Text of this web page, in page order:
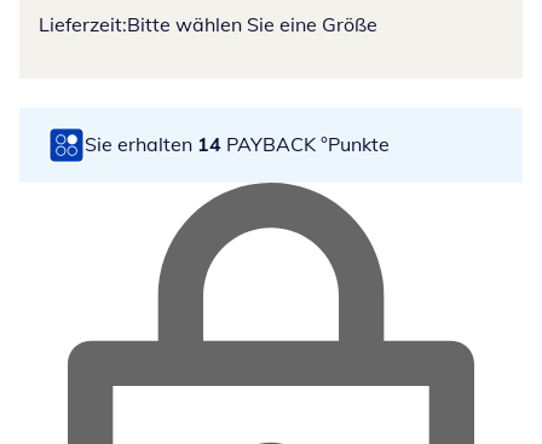
Lieferzeit:Bitte wählen Sie eine Größe
Sie erhalten 14 PAYBACK °Punkte